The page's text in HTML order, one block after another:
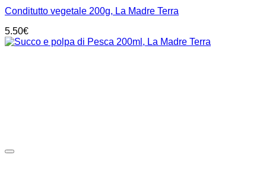
Conditutto vegetale 200g, La Madre Terra
5.50€